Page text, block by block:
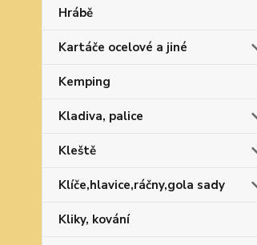
Hrábě
Kartáče ocelové a jiné
Kemping
Kladiva, palice
Kleště
Klíče,hlavice,ráčny,gola sady
Kliky, kování